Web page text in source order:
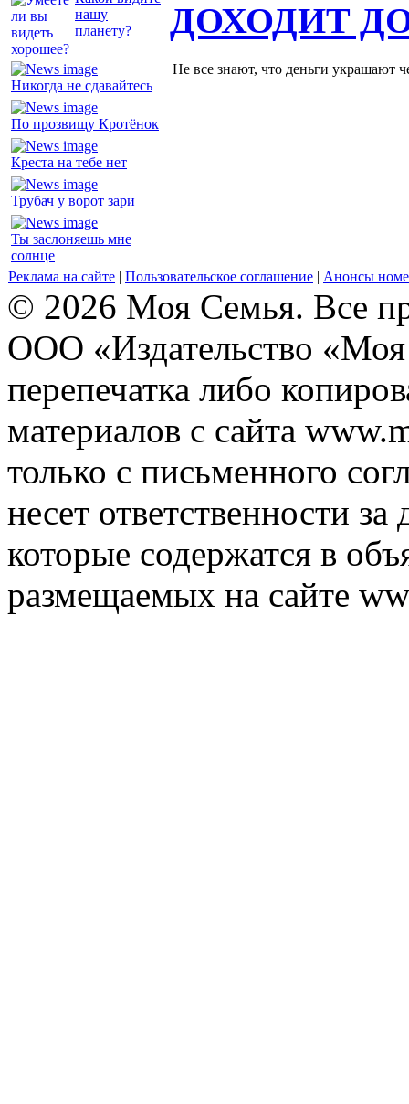
нашу
планету?
Никогда не сдавайтесь
По прозвищу Кротёнок
Креста на тебе нет
Трубач у ворот зари
Ты заслоняешь мне
солнце
ДОХОДИТ
Не все знают, что деньги украшают
Реклама на сайте | Пользовательское соглашение | Анонсы
© 2026 Моя Семья. Все
ООО «Издательство
перепечатка либо
материалов с сайта
только с письменного
несет ответственности
которые содержатся в
размещаемых на сайте